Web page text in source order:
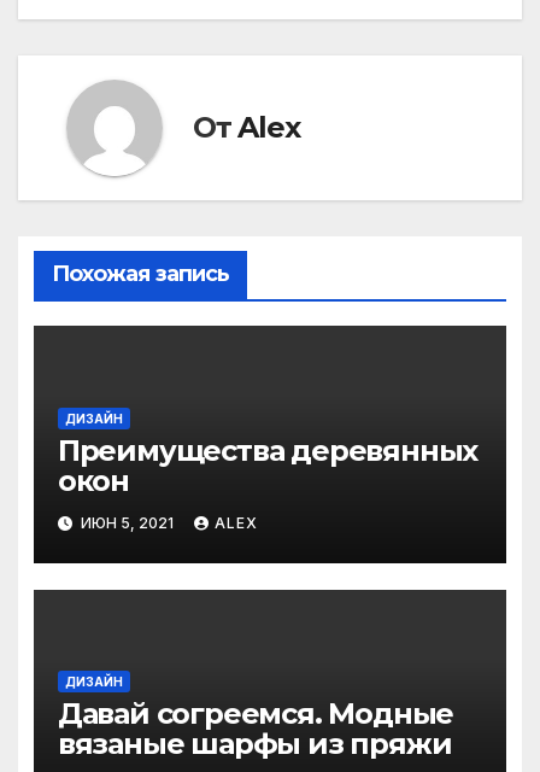
ОтAlex
Похожая запись
ДИЗАЙН
Преимущества деревянных
окон
ИЮН 5, 2021 ALEX
ДИЗАЙН
Давай согреемся. Модные
вязаные шарфы из пряжи